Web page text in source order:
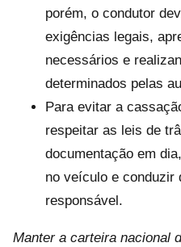
porém, o condutor
exigências legais,
necessários e
determinados pelas
Para evitar a
respeitar as leis de
documentação em
no veículo e conduzir
responsável.
Manter a carteira nacional